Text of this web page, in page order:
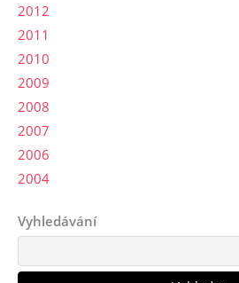
2012
2011
2010
2009
2008
2007
2006
2004
Vyhledávání